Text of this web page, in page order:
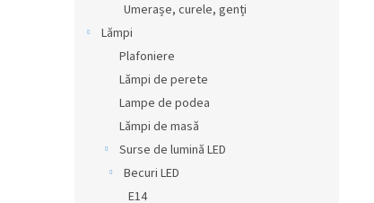
Umerașe, curele, genți
Lămpi
Plafoniere
Lămpi de perete
Lampe de podea
Lămpi de masă
Surse de lumină LED
Becuri LED
E14